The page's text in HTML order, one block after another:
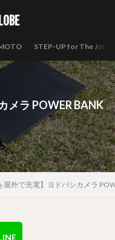
STEP-UP for The
メラ POWER BANK
屋外で充電】ヨドバシカメラ